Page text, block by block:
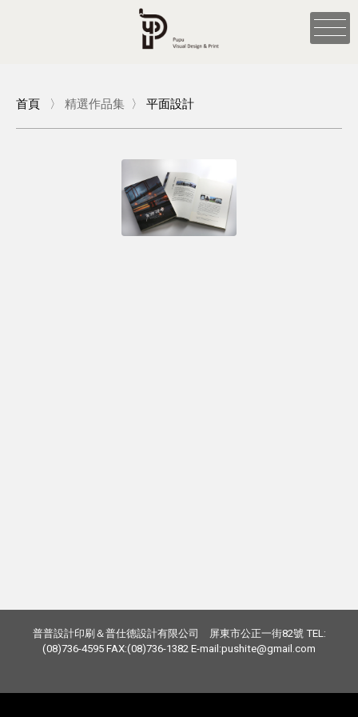
首頁 〉 精選作品集 〉 平面設計
普普設計印刷＆普仕德設計有限公司 屏東市公正一街82號 TEL:
(08)736-4595 FAX:(08)736-1382 E-mail:pushite@gmail.com